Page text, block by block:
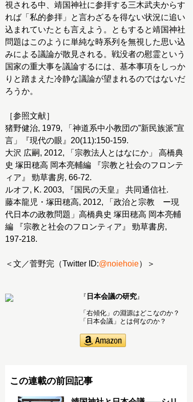
視される中、靖国神社に参拝する三木武夫からす
れば「私的参拝」と言わざるを得ない状況に追い
込まれていたとも言えよう。ともすると靖国神社
問題はこのように単純な時系列を無視した思い込
みによる議論が散見される。戦没者の慰霊という
国家の重大事を議論するには、基本事項をしっか
りと踏まえた冷静な議論が望まれるのではないだ
ろうか。
［参照文献］
猪野健治, 1979, 「神道系中小教団の”新民族派”宣
言」『現代の眼』20(11):150-159.
大沢 広嗣, 2012, 「宗教法人とはなにか」 高橋典
史 塚田穂高 岡本亮輔編 『宗教と社会のフロンテ
ィア』 勁草書房, 66-72.
ルオフ, K. 2003, 『国民の天皇』 共同通信社.
藤本龍児・塚田穂高, 2012, 「政治と宗教 ー現
代日本の政教問題」高橋典史 塚田穂高 岡本亮輔
編 『宗教と社会のフロンティア』 勁草書房,
197-218.
＜文／菅野完（Twitter ID:@noiehoie）＞
『 日本会議の研究』
「右傾化」の淵源はどこなのか？
「日本会議」とは何なのか？
この連載の前回記事